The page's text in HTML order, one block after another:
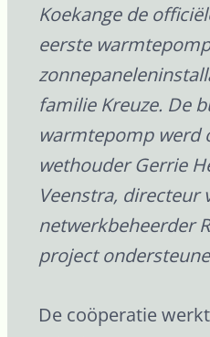
Koekange de
eerste
familie Kreuze. De
warmtepomp werd
wethouder Gerrie
Veenstra, directeur
netwerkbeheerder
project
De coöperatie